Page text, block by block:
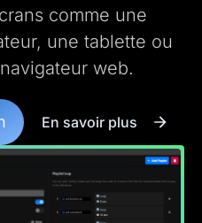
comme une
une tablette ou
web.
En savoir plus